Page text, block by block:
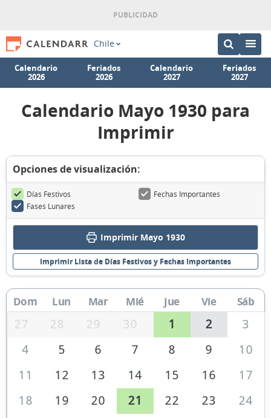
Chile
Calendario
2026
Feriados
2026
Calendario
2027
Feriados
2027
Calendario Mayo 1930 para
Imprimir
Opciones de visualización:
Días Festivos
Fechas Importantes
Fases Lunares
Imprimir Mayo 1930
Imprimir Lista de Días Festivos y Fechas Importantes
Dom Lun Mar Mié Jue Vie Sáb
27 28 29 30 1 2
3
4
5 6 7 8 9
10
11
12 13 14 15 16
17
18
19 20 21 22 23
24